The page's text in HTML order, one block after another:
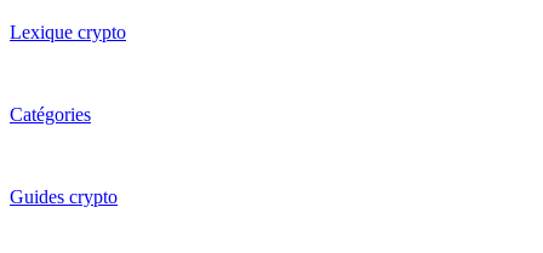
Lexique crypto
Catégories
Guides crypto